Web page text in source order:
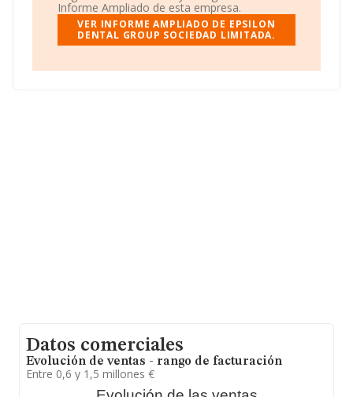
facilita el número de teléfono 984015447 y para saber
más puedes acceder a su página web en este enlace
www.epsilondentalgroup.com.
Limitada, NIF B52568029, se encuentra en Avenida
Informe Ampliado de esta empresa.
VER INFORME AMPLIADO DE EPSILON
DENTAL GROUP SOCIEDAD LIMITADA.
Datos comerciales
Evolución de ventas - rango de facturación
Entre 0,6 y 1,5 millones €